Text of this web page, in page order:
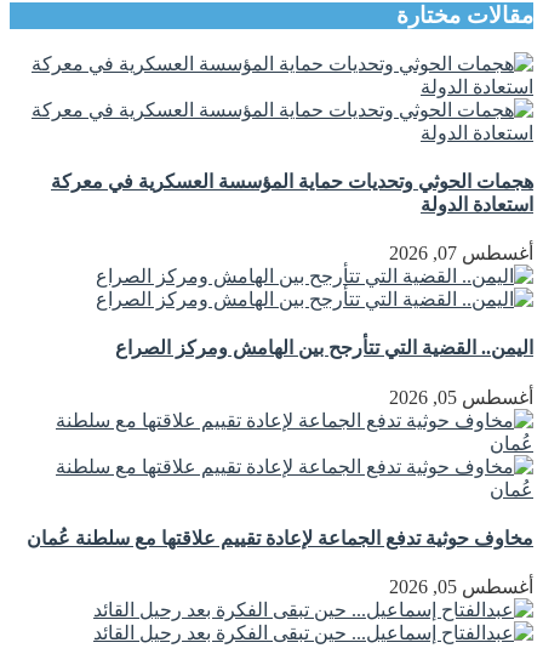
مقالات مختارة
هجمات الحوثي وتحديات حماية المؤسسة العسكرية في معركة
استعادة الدولة
أغسطس 07, 2026
اليمن.. القضية التي تتأرجح بين الهامش ومركز الصراع
أغسطس 05, 2026
مخاوف حوثية تدفع الجماعة لإعادة تقييم علاقتها مع سلطنة عُمان
أغسطس 05, 2026